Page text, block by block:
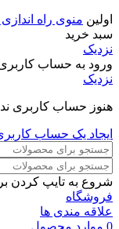
اولین منوی راه اندازی
سبد خرید
نزدیک
ورود به حساب
نزدیک
هنوز حساب کاربری
ایجاد یک حساب
شروع به تایپ کردن
فروشگاه
علاقه مندی ها